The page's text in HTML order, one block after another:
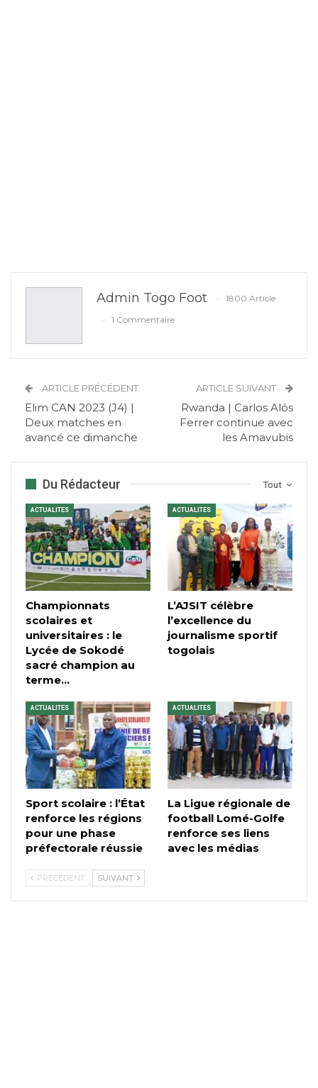
Admin Togo Foot
1800 Article
1 Commentaire
ARTICLE PRÉCÉDENT
Elim CAN 2023 (J4) |
Deux matches en
avancé ce dimanche
ARTICLE SUIVANT
Rwanda | Carlos Alós
Ferrer continue avec
les Amavubis
Tout
Du Rédacteur
ACTUALITES
Championnats
scolaires et
universitaires : le
Lycée de Sokodé
sacré champion au
terme…
ACTUALITES
L’AJSIT célèbre
l’excellence du
journalisme sportif
togolais
ACTUALITES
Sport scolaire : l’État
renforce les régions
pour une phase
préfectorale réussie
ACTUALITES
La Ligue régionale de
football Lomé-Golfe
renforce ses liens
avec les médias
PRÉCÉDENT SUIVANT